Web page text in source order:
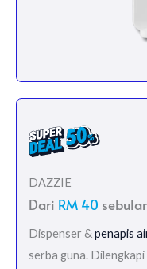
DAZZIE
Dari RM 40
Dispenser & penapis
serba guna.